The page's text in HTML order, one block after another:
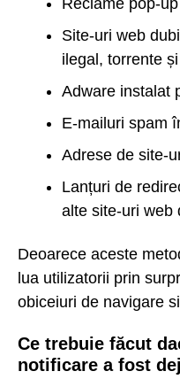
Reclame pop-
Site-uri web
ilegal, torrente
Adware instalat
E-mailuri spam
Adrese de site-
Lanțuri de
alte site-uri web
Deoarece aceste
lua utilizatorii prin
obiceiuri de navigare
Ce trebuie făcut
notificare a fost